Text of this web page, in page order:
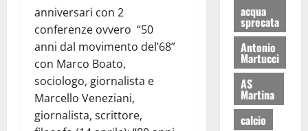
anniversari con 2
conferenze ovvero “50
anni dal movimento del’68”
con Marco Boato,
sociologo, giornalista e
Marcello Veneziani,
giornalista, scrittore,
acqua
sprecata
Antonio
Martucci
AS
Martina
calcio